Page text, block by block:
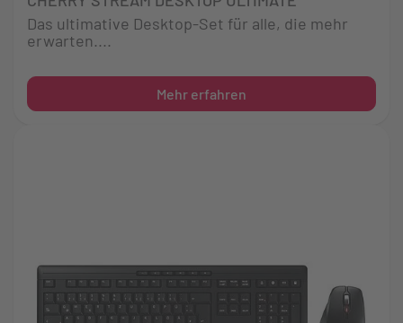
Das ultimative Desktop-Set für alle, die mehr
erwarten....
Mehr erfahren